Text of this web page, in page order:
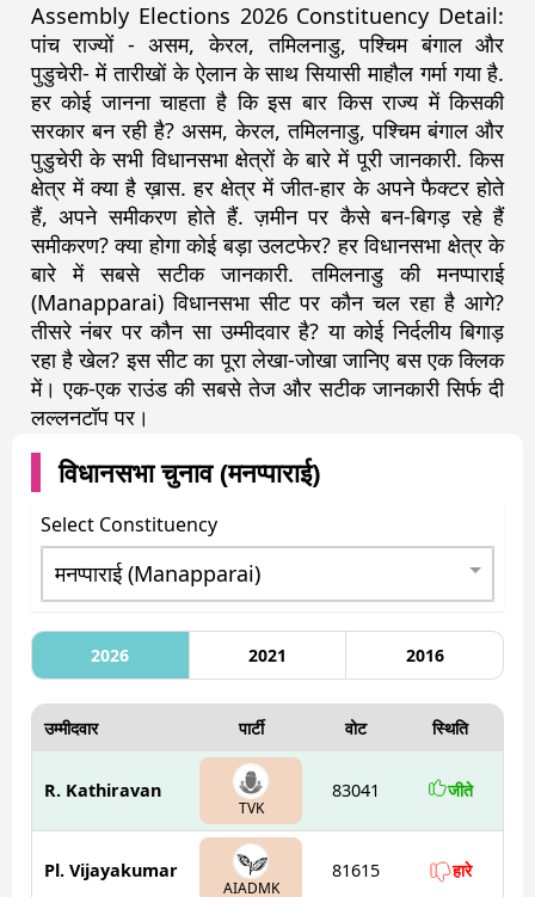
Assembly Elections 2026 Constituency Detail:
पांच राज्यों - असम, केरल, तमिलनाडु, पश्चिम बंगाल और
पुडुचेरी- में तारीखों के ऐलान के साथ सियासी माहौल गर्मा गया है.
हर कोई जानना चाहता है कि इस बार किस राज्य में किसकी
सरकार बन रही है? असम, केरल, तमिलनाडु, पश्चिम बंगाल और
पुडुचेरी के सभी विधानसभा क्षेत्रों के बारे में पूरी जानकारी. किस
क्षेत्र में क्या है ख़ास. हर क्षेत्र में जीत-हार के अपने फैक्टर होते
हैं, अपने समीकरण होते हैं. ज़मीन पर कैसे बन-बिगड़ रहे हैं
समीकरण? क्या होगा कोई बड़ा उलटफेर? हर विधानसभा क्षेत्र के
बारे में सबसे सटीक जानकारी. तमिलनाडु की मनप्पाराई
(Manapparai) विधानसभा सीट पर कौन चल रहा है आगे?
तीसरे नंबर पर कौन सा उम्मीदवार है? या कोई निर्दलीय बिगाड़
रहा है खेल? इस सीट का पूरा लेखा-जोखा जानिए बस एक क्लिक
में। एक-एक राउंड की सबसे तेज और सटीक जानकारी सिर्फ दी
लल्लनटॉप पर।
विधानसभा चुनाव (मनप्पाराई)
Select Constituency
2026 2021 2016
उम्मीदवार पार्टी वोट स्थिति
R. Kathiravan
TVK
83041 जीते
Pl. Vijayakumar
AIADMK
81615 हारे